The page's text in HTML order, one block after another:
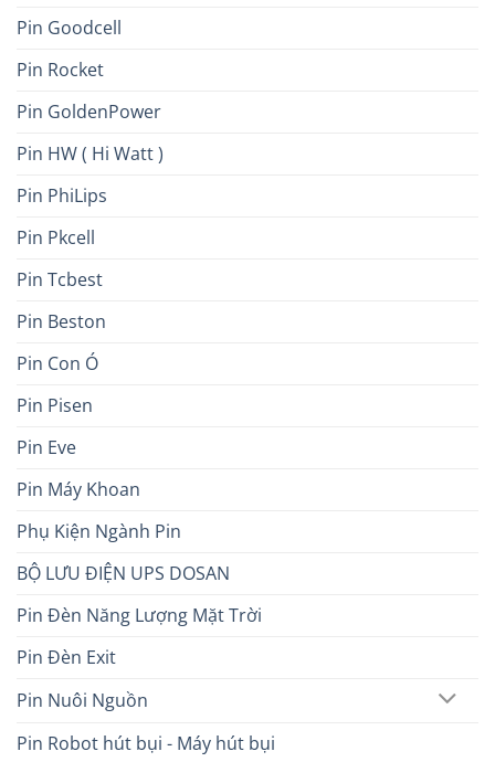
Pin Goodcell
Pin Rocket
Pin GoldenPower
Pin HW ( Hi Watt )
Pin PhiLips
Pin Pkcell
Pin Tcbest
Pin Beston
Pin Con Ó
Pin Pisen
Pin Eve
Pin Máy Khoan
Phụ Kiện Ngành Pin
BỘ LƯU ĐIỆN UPS DOSAN
Pin Đèn Năng Lượng Mặt Trời
Pin Đèn Exit
Pin Nuôi Nguồn
Pin Robot hút bụi - Máy hút bụi